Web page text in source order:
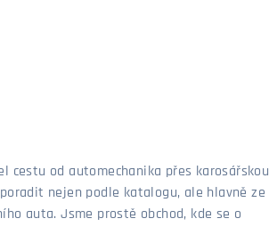
cestu od automechanika přes karosářskou
nejen podle katalogu, ale hlavně ze
auta. Jsme prostě obchod, kde se o